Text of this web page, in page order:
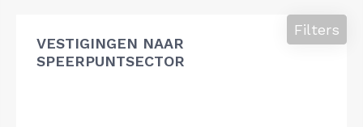
VESTIGINGEN NAAR
SPEERPUNTSECTOR
Filters